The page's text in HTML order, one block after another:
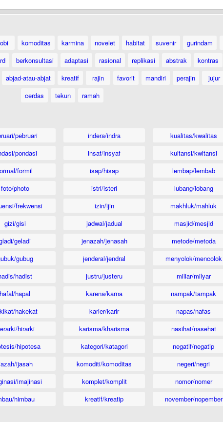
komoditas karmina novelet habitat suvenir gurindam
berkonsultasi adaptasi rasional replikasi abstrak kontras
abjad-atau-abjat kreatif rajin favorit mandiri perajin jujur
cerdas
tekun ramah
pebruari
pondasi
formil
foto/photo
frekwensi
gizi/gisi
geladi
gubug
hadist
hafal/hapal
hakekat
hirarki
hipotesa
ijasah
imajinasi
himbau
indera/indra
insaf/insyaf
isap/hisap
istri/isteri
izin/ijin
jadwal/jadual
jenazah/jenasah
jenderal/jendral
justru/justeru
karena/karna
karier/karir
karisma/kharisma
kategori/katagori
komoditi/komoditas
komplet/komplit
kreatif/kreatip
kualitas/kwalitas
kuitansi/kwitansi
lembap/lembab
lubang/lobang
makhluk/mahluk
masjid/mesjid
metode/metoda
menyolok/mencolok
miliar/milyar
nampak/tampak
napas/nafas
nasihat/nasehat
negatif/negatip
negeri/negri
nomor/nomer
november/nopember